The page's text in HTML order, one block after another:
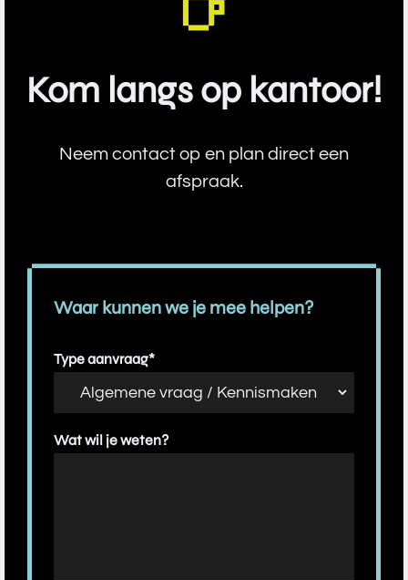
Blog
Kom langs op kantoor!
Neem contact op en plan direct een
afspraak.
Waar kunnen we je mee helpen?
Type aanvraag*
Wat wil je weten?